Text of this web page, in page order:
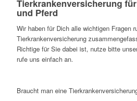
Tier­kranken­versicherung
und Pferd
Wir haben für Dich alle wichtigen Fragen
Tierkrankenversicherung
Richtige für Sie dabei ist, nutze bitte
rufe uns einfach an.
Braucht man eine